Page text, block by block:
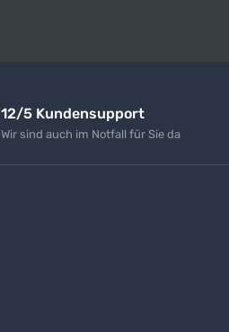
12/5 Kundensupport
Wir sind auch im Notfall für Sie da